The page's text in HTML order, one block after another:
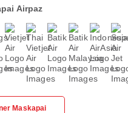
Airpaz
Maskapai